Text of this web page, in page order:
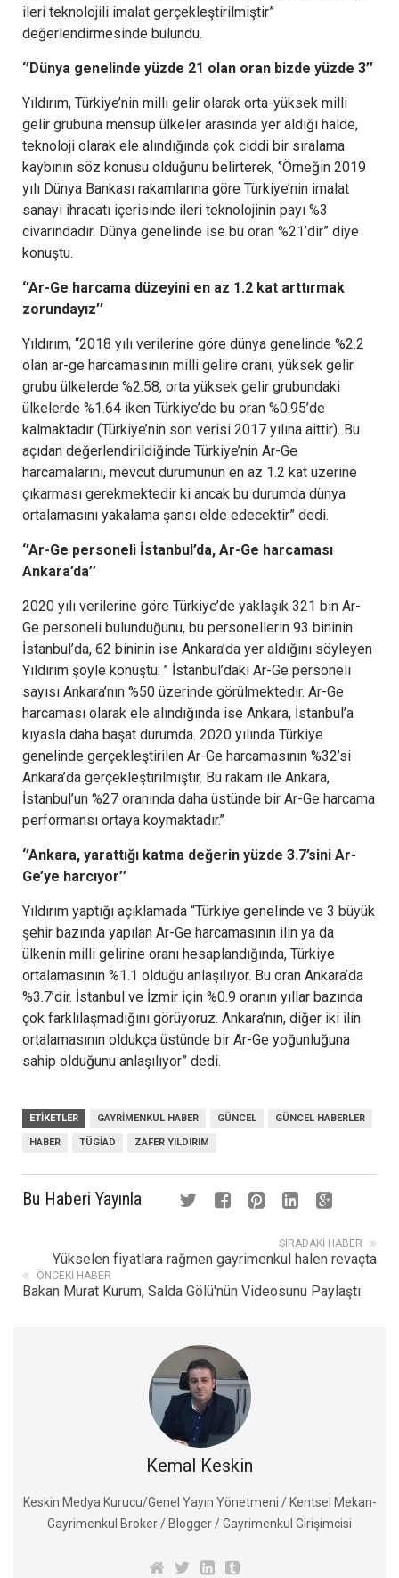
ileri teknolojili imalat gerçekleştirilmiştir”
değerlendirmesinde bulundu.
‘’Dünya genelinde yüzde 21 olan oran bizde yüzde 3’’
Yıldırım, Türkiye’nin milli gelir olarak orta-yüksek milli
gelir grubuna mensup ülkeler arasında yer aldığı halde,
teknoloji olarak ele alındığında çok ciddi bir sıralama
kaybının söz konusu olduğunu belirterek, ‘’Örneğin 2019
yılı Dünya Bankası rakamlarına göre Türkiye’nin imalat
sanayi ihracatı içerisinde ileri teknolojinin payı %3
civarındadır. Dünya genelinde ise bu oran %21’dir” diye
konuştu.
‘’Ar-Ge harcama düzeyini en az 1.2 kat arttırmak
zorundayız’’
Yıldırım, “2018 yılı verilerine göre dünya genelinde %2.2
olan ar-ge harcamasının milli gelire oranı, yüksek gelir
grubu ülkelerde %2.58, orta yüksek gelir grubundaki
ülkelerde %1.64 iken Türkiye’de bu oran %0.95’de
kalmaktadır (Türkiye’nin son verisi 2017 yılına aittir). Bu
açıdan değerlendirildiğinde Türkiye’nin Ar-Ge
harcamalarını, mevcut durumunun en az 1.2 kat üzerine
çıkarması gerekmektedir ki ancak bu durumda dünya
ortalamasını yakalama şansı elde edecektir” dedi.
‘’Ar-Ge personeli İstanbul’da, Ar-Ge harcaması
Ankara’da’’
2020 yılı verilerine göre Türkiye’de yaklaşık 321 bin Ar-
Ge personeli bulunduğunu, bu personellerin 93 bininin
İstanbul’da, 62 bininin ise Ankara’da yer aldığını söyleyen
Yıldırım şöyle konuştu: ’’ İstanbul’daki Ar-Ge personeli
sayısı Ankara’nın %50 üzerinde görülmektedir. Ar-Ge
harcaması olarak ele alındığında ise Ankara, İstanbul’a
kıyasla daha başat durumda. 2020 yılında Türkiye
genelinde gerçekleştirilen Ar-Ge harcamasının %32’si
Ankara’da gerçekleştirilmiştir. Bu rakam ile Ankara,
İstanbul’un %27 oranında daha üstünde bir Ar-Ge harcama
performansı ortaya koymaktadır.’’
‘’Ankara, yarattığı katma değerin yüzde 3.7’sini Ar-
Ge’ye harcıyor’’
Yıldırım yaptığı açıklamada “Türkiye genelinde ve 3 büyük
şehir bazında yapılan Ar-Ge harcamasının ilin ya da
ülkenin milli gelirine oranı hesaplandığında, Türkiye
ortalamasının %1.1 olduğu anlaşılıyor. Bu oran Ankara’da
%3.7’dir. İstanbul ve İzmir için %0.9 oranın yıllar bazında
çok farklılaşmadığını görüyoruz. Ankara’nın, diğer iki ilin
ortalamasının oldukça üstünde bir Ar-Ge yoğunluğuna
sahip olduğunu anlaşılıyor” dedi.
ETIKETLER GAYRIMENKUL HABER GÜNCEL GÜNCEL HABERLER
HABER TÜGIAD ZAFER YILDIRIM
Bu Haberi Yayınla
SIRADAKI HABER
Yükselen fiyatlara rağmen gayrimenkul halen revaçta
ÖNCEKI HABER
Bakan Murat Kurum, Salda Gölü'nün Videosunu Paylaştı
Kemal Keskin
Keskin Medya Kurucu/Genel Yayın Yönetmeni / Kentsel Mekan-
Gayrimenkul Broker / Blogger / Gayrimenkul Girişimcisi